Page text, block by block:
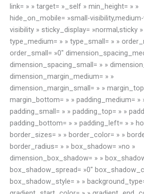
link= » » target= »_self » min_height= » »
hide_on_mobile= »small-
visibility » sticky_display= »normal,sticky »
type_medium= » » type_small= » »
order_small= »0″
dimension_spacing_small= » »
dimension_margin_medium= » »
dimension_margin_small= » »
margin_bottom= » » padding_medium= »
padding_small= » » padding_top= » »
padding_bottom= » » padding_left= » »
border_sizes= » » border_color= » »
border_radius= » » box_shadow= »no »
dimension_box_shadow= » »
box_shadow_spread= »0″
box_shadow_style= » »